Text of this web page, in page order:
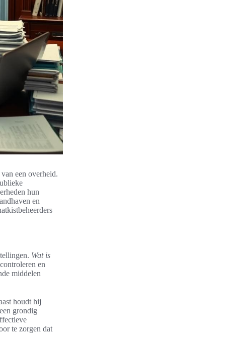
een overheid.
hun
en
Wat is
en
middelen
houdt hij
grondig
te zorgen dat